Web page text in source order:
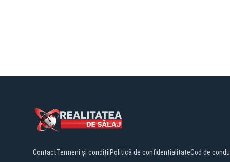
ContactTermeni și condițiiPolitică de confidențialitateCod de